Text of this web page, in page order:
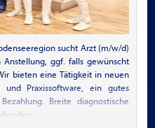
sucht Arzt (m/w/d)
ggf. falls gewünscht
bieten eine Tätigkeit in neuen
und Praxissoftware, ein gutes
Breite diagnostische